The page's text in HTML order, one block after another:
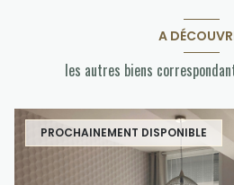
A
les autres biens
PROCHAINEMENT DISPONIBLE